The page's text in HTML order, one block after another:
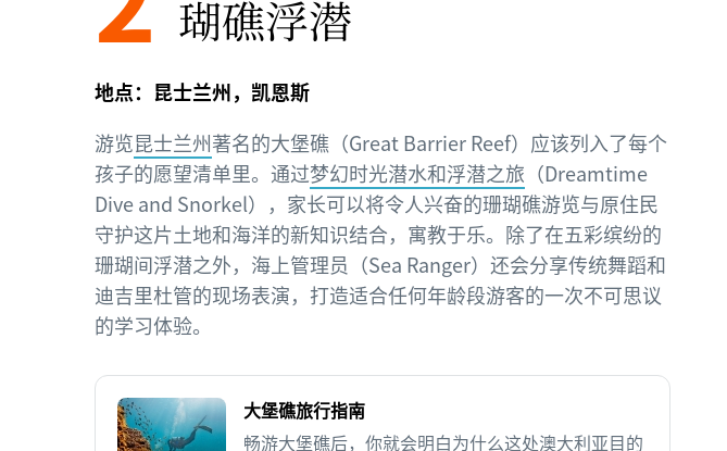
瑚礁浮潜
地点：昆士兰州，凯恩斯
游览昆士兰州著名的大堡礁（Great Barrier Reef）应该列入了每个
孩子的愿望清单里。通过梦幻时光潜水和浮潜之旅 （Dreamtime
Dive and Snorkel），家长可以将令人兴奋的珊瑚礁游览与原住民
守护这片土地和海洋的新知识结合，寓教于乐。除了在五彩缤纷的
珊瑚间浮潜之外，海上管理员（Sea Ranger）还会分享传统舞蹈和
迪吉里杜管的现场表演，打造适合任何年龄段游客的一次不可思议
的学习体验。
大堡礁旅行指南
畅游大堡礁后，你就会明白为什么这处澳大利亚目的